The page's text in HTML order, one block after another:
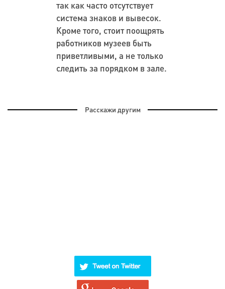
так как часто отсутствует
система знаков и вывесок.
Кроме того, стоит поощрять
работников музеев быть
приветливыми, а не только
следить за порядком в зале.
Расскажи другим